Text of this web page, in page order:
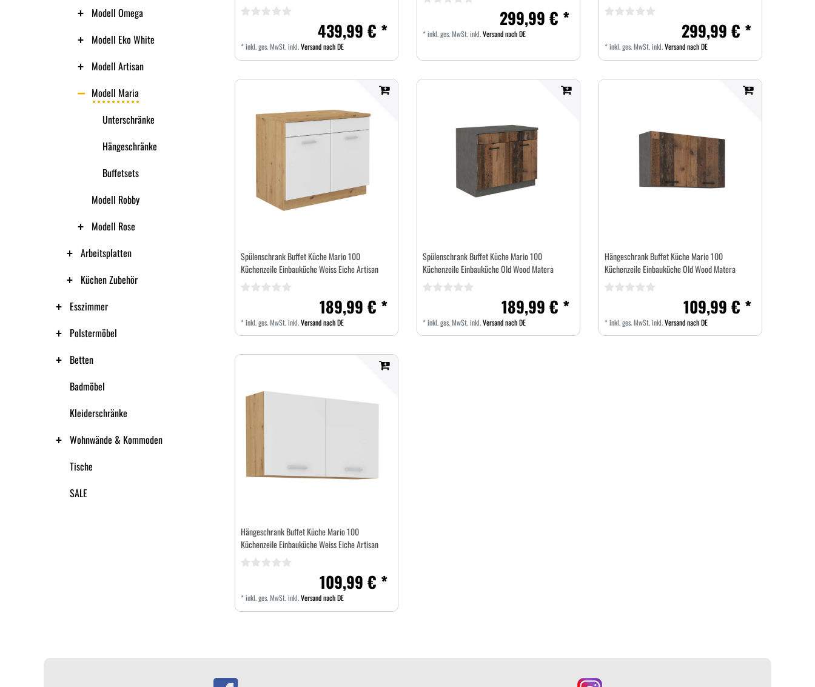
Modell Omega
Modell Eko White
Modell Artisan
Modell Maria
Unterschränke
Hängeschränke
Buffetsets
Modell Robby
Modell Rose
Arbeitsplatten
Küchen Zubehör
Esszimmer
Polstermöbel
Betten
Badmöbel
Kleiderschränke
Wohnwände & Kommoden
Tische
SALE
439,99 € *
*inkl. ges. MwSt.inkl.Versand nach DE
299,99 € *
*inkl. ges. MwSt.inkl.Versand nach DE 299,99 € *
*inkl. ges. MwSt.inkl.Versand nach DE
Spülenschrank Buffet Küche Mario 100
Küchenzeile Einbauküche Weiss Eiche Artisan
189,99 € *
*inkl. ges. MwSt.inkl.Versand nach DE
Spülenschrank Buffet Küche Mario 100
Küchenzeile Einbauküche Old Wood Matera
189,99 € *
*inkl. ges. MwSt.inkl.Versand nach DE
Hängeschrank Buffet Küche Mario 100
Küchenzeile Einbauküche Old Wood Matera
109,99 € *
*inkl. ges. MwSt.inkl.Versand nach DE
Hängeschrank Buffet Küche Mario 100
Küchenzeile Einbauküche Weiss Eiche Artisan
109,99 € *
*inkl. ges. MwSt.inkl.Versand nach DE